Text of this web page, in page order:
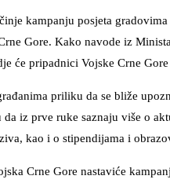
kampanju posjeta
Gore. Kako navode iz
će pripadnici Vojske Crne
priliku da se bliže
iz prve ruke saznaju više o
kao i o stipendijama i
Crne Gore nastaviće